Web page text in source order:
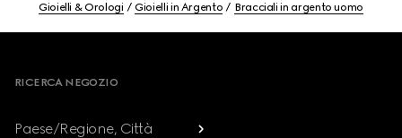
Gioielli & Orologi Gioielli in Argento Bracciali in argento uomo
RICERCA NEGOZIO
Paese/Regione, Città